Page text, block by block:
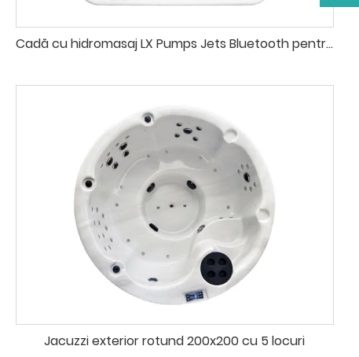
Cadă cu hidromasaj LX Pumps Jets Bluetooth pentru exterior
Jacuzzi exterior rotund 200x200 cu 5 locuri